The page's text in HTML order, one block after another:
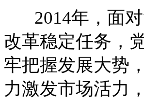
2014年，面对
改革稳定任务，
牢把握发展大势
力激发市场活力